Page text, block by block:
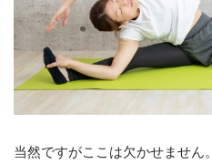
当然ですがここは欠かせません。